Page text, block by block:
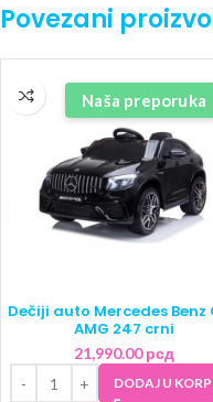
Povezani
Naša preporuka
Dečiji auto Mercedes Benz
AMG 247 crni
21,990.00рсд
DODAJ U